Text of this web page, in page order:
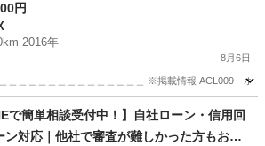
円
2016年
8月6日
＿＿＿＿＿＿＿＿＿＿＿＿＿＿ ※掲載情報 ACL009 ホ
BOX ローン
で簡単相談受付中！】自社ローン・信用回
ン対応｜他社で審査が難しかった方もお気